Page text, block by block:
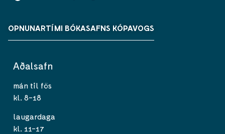
OPNUNARTÍMI BÓKASAFNS KÓPAVOGS
Aðalsafn
mán til fös
kl. 8-18
laugardaga
kl. 11-17